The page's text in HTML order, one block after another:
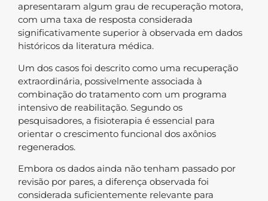
apresentaram algum grau de recuperação motora,
com uma taxa de resposta considerada
significativamente superior à observada em dados
históricos da literatura médica.
Um dos casos foi descrito como uma recuperação
extraordinária, possivelmente associada à
combinação do tratamento com um programa
intensivo de reabilitação. Segundo os
pesquisadores, a fisioterapia é essencial para
orientar o crescimento funcional dos axônios
regenerados.
Embora os dados ainda não tenham passado por
revisão por pares, a diferença observada foi
considerada suficientemente relevante para